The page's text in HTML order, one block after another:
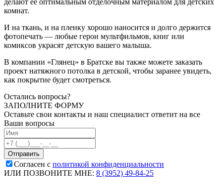
делают ее оптимальным отделочным материалом для детских
комнат.
И на ткань, и на пленку хорошо наносится и долго держится
фотопечать — любые герои мультфильмов, книг или
комиксов украсят детскую вашего малыша.
В компании «Глянец» в Братске вы также можете заказать
проект натяжного потолка в детской, чтобы заранее увидеть,
как покрытие будет смотреться.
Остались вопросы?
ЗАПОЛНИТЕ ФОРМУ
Оставьте свои контакты и наш специалист ответит на все
Ваши вопросы
Согласен с политикой конфиденциальности
ИЛИ ПОЗВОНИТЕ МНЕ: 8 (3952) 49-84-25